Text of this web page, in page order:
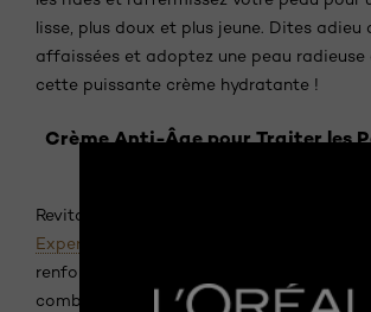
lisse, plus doux et plus jeune. Dites adieu
affaissées et adoptez une peau radieuse
cette puissante crème hydratante !
Crème Anti-Âge pour Traiter les
Revitalisez votre épiderme avec notre
Expert 55+
! Infusée de calcium, cette
renforce votre peau délicate.
combattez les signes de vieillissement